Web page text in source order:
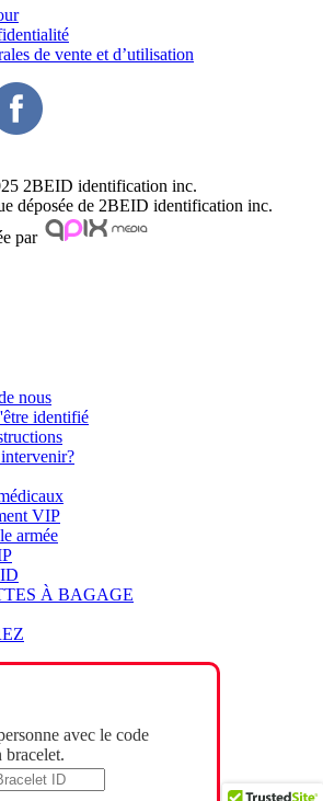
de vente et d’utilisation
2BEID identification inc.
déposée de 2BEID identification inc.
par
nous
identifié
VIP
armée
À BAGAGE
avec le code
bracelet.